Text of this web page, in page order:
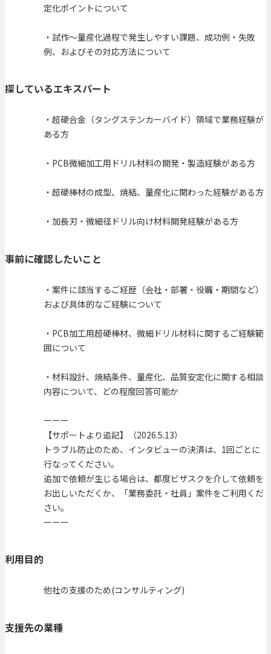
定化ポイントについて
・試作〜量産化過程で発生しやすい課題、成功例・失敗
例、およびその対応方法について
探しているエキスパート
・超硬合金（タングステンカーバイド）領域で業務経験が
ある方
・PCB微細加工用ドリル材料の開発・製造経験がある方
・超硬棒材の成型、焼結、量産化に関わった経験がある方
・加長刃・微細径ドリル向け材料開発経験がある方
事前に確認したいこと
・案件に該当するご経歴（会社・部署・役職・期間など）
および具体的なご経験について
・PCB加工用超硬棒材、微細ドリル材料に関するご経験範
囲について
・材料設計、焼結条件、量産化、品質安定化に関する相談
内容について、どの程度回答可能か
ーーー
【サポートより追記】（2026.5.13）
トラブル防止のため、インタビューの決済は、1回ごとに
行なってください。
追加で依頼が生じる場合は、都度ビザスクを介して依頼を
お出しいただくか、「業務委託・社員」案件をご利用くだ
さい。
ーーー
利用目的
他社の支援のため(コンサルティング)
支援先の業種